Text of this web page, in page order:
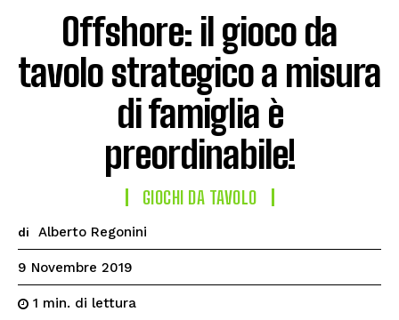
Offshore: il gioco da
tavolo strategico a misura
di famiglia è
preordinabile!
GIOCHI DA TAVOLO
di Alberto Regonini
9 Novembre 2019
1 min. di lettura